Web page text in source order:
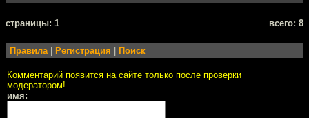
cтраницы: 1 всего: 8
Правила Регистрация Поиск
Комментарий появится на сайте только после проверки
модератором!
имя: